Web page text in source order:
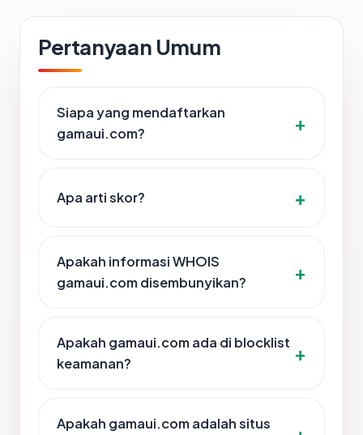
Pertanyaan Umum
Siapa yang mendaftarkan
gamaui.com?
Apa arti skor?
Apakah informasi WHOIS
gamaui.com disembunyikan?
Apakah gamaui.com ada di blocklist
keamanan?
Apakah gamaui.com adalah situs